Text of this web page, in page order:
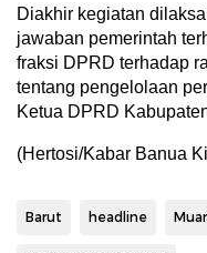
Diakhir kegiatan
jawaban pemerintah
fraksi DPRD terhadap
tentang pengelolaan
Ketua DPRD
(Hertosi/Kabar Banua
Barut headline